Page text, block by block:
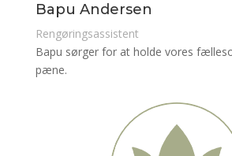
Bapu Andersen
Rengøringsassistent
Bapu sørger for at holde vores
pæne.